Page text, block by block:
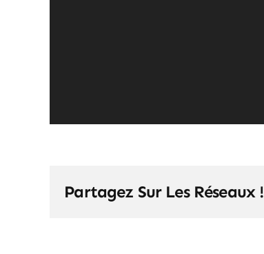
Partagez Sur Les Réseaux !